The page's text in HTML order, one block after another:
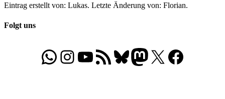
Eintrag erstellt von: Lukas. Letzte Änderung von: Florian.
Folgt uns
WhatsApp
Folgt uns auf Instagram
Besucht unseren YouTube-Kanal
RSS-FeedBluesky
Folgt uns auf Mastodon
X Folgt uns auf